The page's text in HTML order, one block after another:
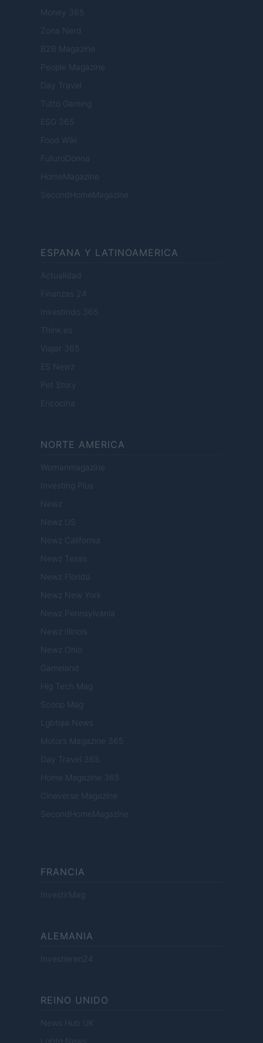
Money 365
Zona Nerd
B2B Magazine
People Magazine
Day Travel
Tutto Gaming
ESG 365
Food Wiki
FuturoDonna
HomeMagazine
SecondHomeMagazine
ESPANA Y LATINOAMERICA
Actualidad
Finanzas 24
Investindo 365
Think.es
Viajar 365
ES Newz
Pet Story
Encocina
NORTE AMERICA
Womanmagazine
Investing Plus
Newz
Newz US
Newz California
Newz Texas
Newz Florida
Newz New York
Newz Pennsylvania
Newz Illinois
Newz Ohio
Gameland
Hig Tech Mag
Scoop Mag
Lgbtqia News
Motors Magazine 365
Day Travel 365
Home Magazine 365
Cineverse Magazine
SecondHomeMagazine
FRANCIA
InvestirMag
ALEMANIA
Investieren24
REINO UNIDO
News Hub UK
Lgbtq News